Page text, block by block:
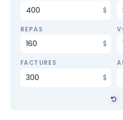
REPAS
FACTURES